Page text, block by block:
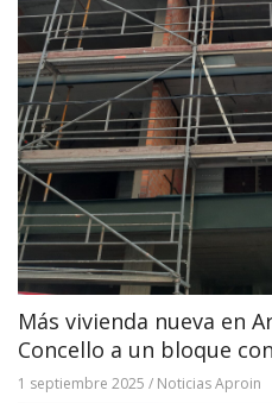
Más vivienda nueva en
Concello a un bloque
1 septiembre 2025 / Noticias Aproin